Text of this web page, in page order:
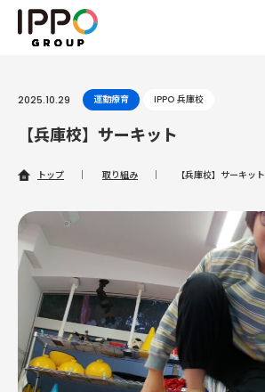
2025.10.29 運動療育 IPPO 兵庫校
【兵庫校】サーキット
トップ ｜ 取り組み ｜ 【兵庫校】サーキット